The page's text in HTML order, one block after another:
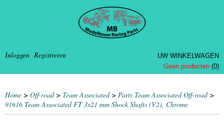
Inloggen Registreren
UW WINKELWAGEN
Geen producten (0)
Home > Off-road> Team Associated> Parts Team Associated Off-road>
91616 Team Associated FT 3x21 mm Shock Shafts (V2), Chrome